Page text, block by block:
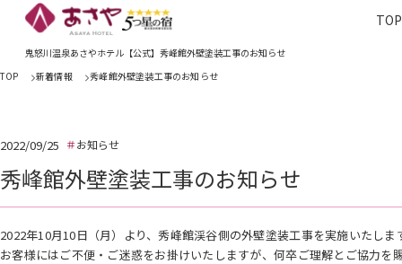
TOP
鬼怒川温泉あさやホテル【公式】秀峰館外壁塗装工事のお知らせ
TOP 新着情報 秀峰館外壁塗装工事のお知らせ
2022/09/25 お知らせ
秀峰館外壁塗装工事のお知らせ
2022年10月10日（月）より、秀峰館渓谷側の外壁塗装工事を実施いたしま
お客様にはご不便・ご迷惑をお掛けいたしますが、何卒ご理解とご協力を